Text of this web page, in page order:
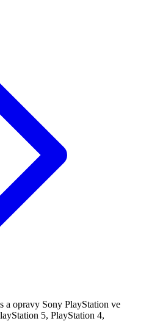
a opravy Sony PlayStation ve
5, PlayStation 4,